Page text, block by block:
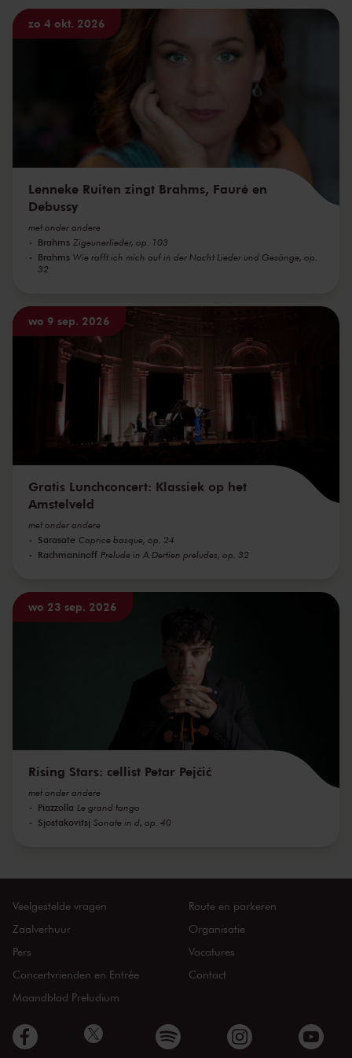
zo 4 okt. 2026
Lenneke Ruiten zingt Brahms, Fauré en
Debussy
met onder andere
Brahms Zigeunerlieder, op. 103
Brahms Wie rafft ich mich auf in der Nacht Lieder und Gesänge, op.
32
wo 9 sep. 2026
Gratis Lunchconcert: Klassiek op het
Amstelveld
met onder andere
Sarasate Caprice basque, op. 24
Rachmaninoff Prelude in A Dertien preludes, op. 32
wo 23 sep. 2026
Rising Stars: cellist Petar Pejčić
met onder andere
Piazzolla Le grand tango
Sjostakovitsj Sonate in d, op. 40
Veelgestelde vragen
Zaalverhuur
Pers
Concertvrienden en Entrée
Maandblad Preludium
Route en parkeren
Organisatie
Vacatures
Contact